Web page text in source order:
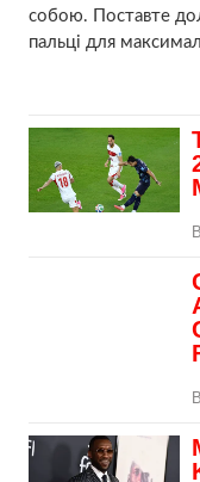
собою. Поставте
пальці для